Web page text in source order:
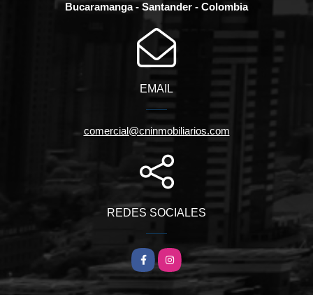
Bucaramanga - Santander - Colombia
EMAIL
comercial@cninmobiliarios.com
REDES SOCIALES
FacebookInstagram